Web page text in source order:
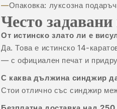
Опаковка: луксозна
Често
От истинско злато ли е
Да. Това е истинско 14-
— с официален печат и
С каква дължина синджир
Стои отлично със синджир